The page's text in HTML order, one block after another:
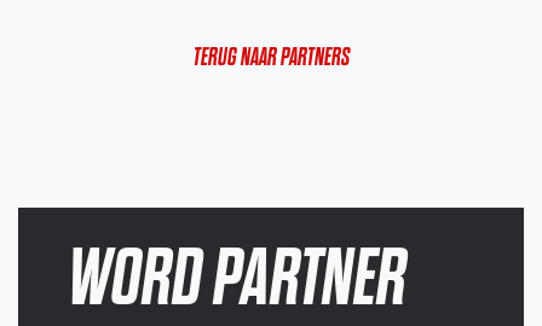
TERUG NAAR PARTNERS
WORD PARTNER